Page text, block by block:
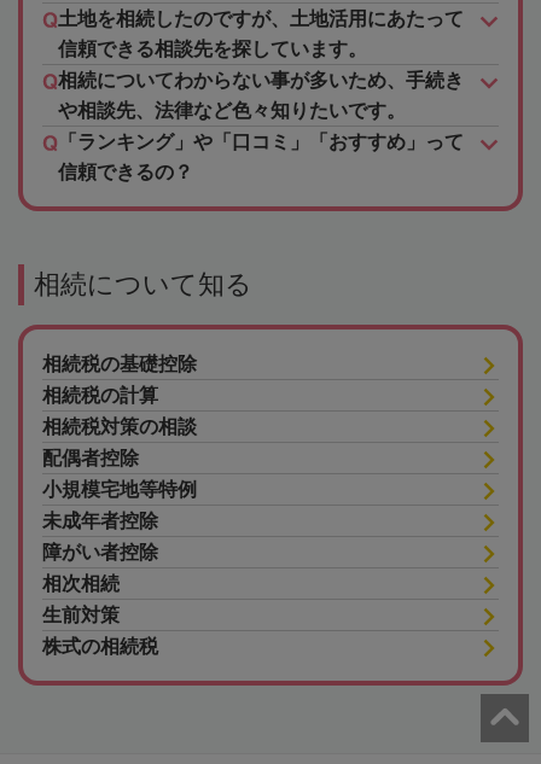
土地を相続したのですが、土地活用にあたって
信頼できる相談先を探しています。
相続についてわからない事が多いため、手続き
や相談先、法律など色々知りたいです。
「ランキング」や「口コミ」「おすすめ」って
信頼できるの？
相続について知る
相続税の基礎控除
相続税の計算
相続税対策の相談
配偶者控除
小規模宅地等特例
未成年者控除
障がい者控除
相次相続
生前対策
株式の相続税